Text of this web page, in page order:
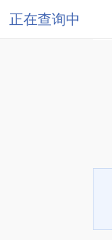
正在查询中